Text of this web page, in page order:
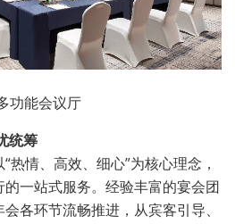
功能会议厅
统筹
热情、高效、细心”为核心理念，
一站式服务。经验丰富的宴会团
各环节流畅推进，从宾客引导、